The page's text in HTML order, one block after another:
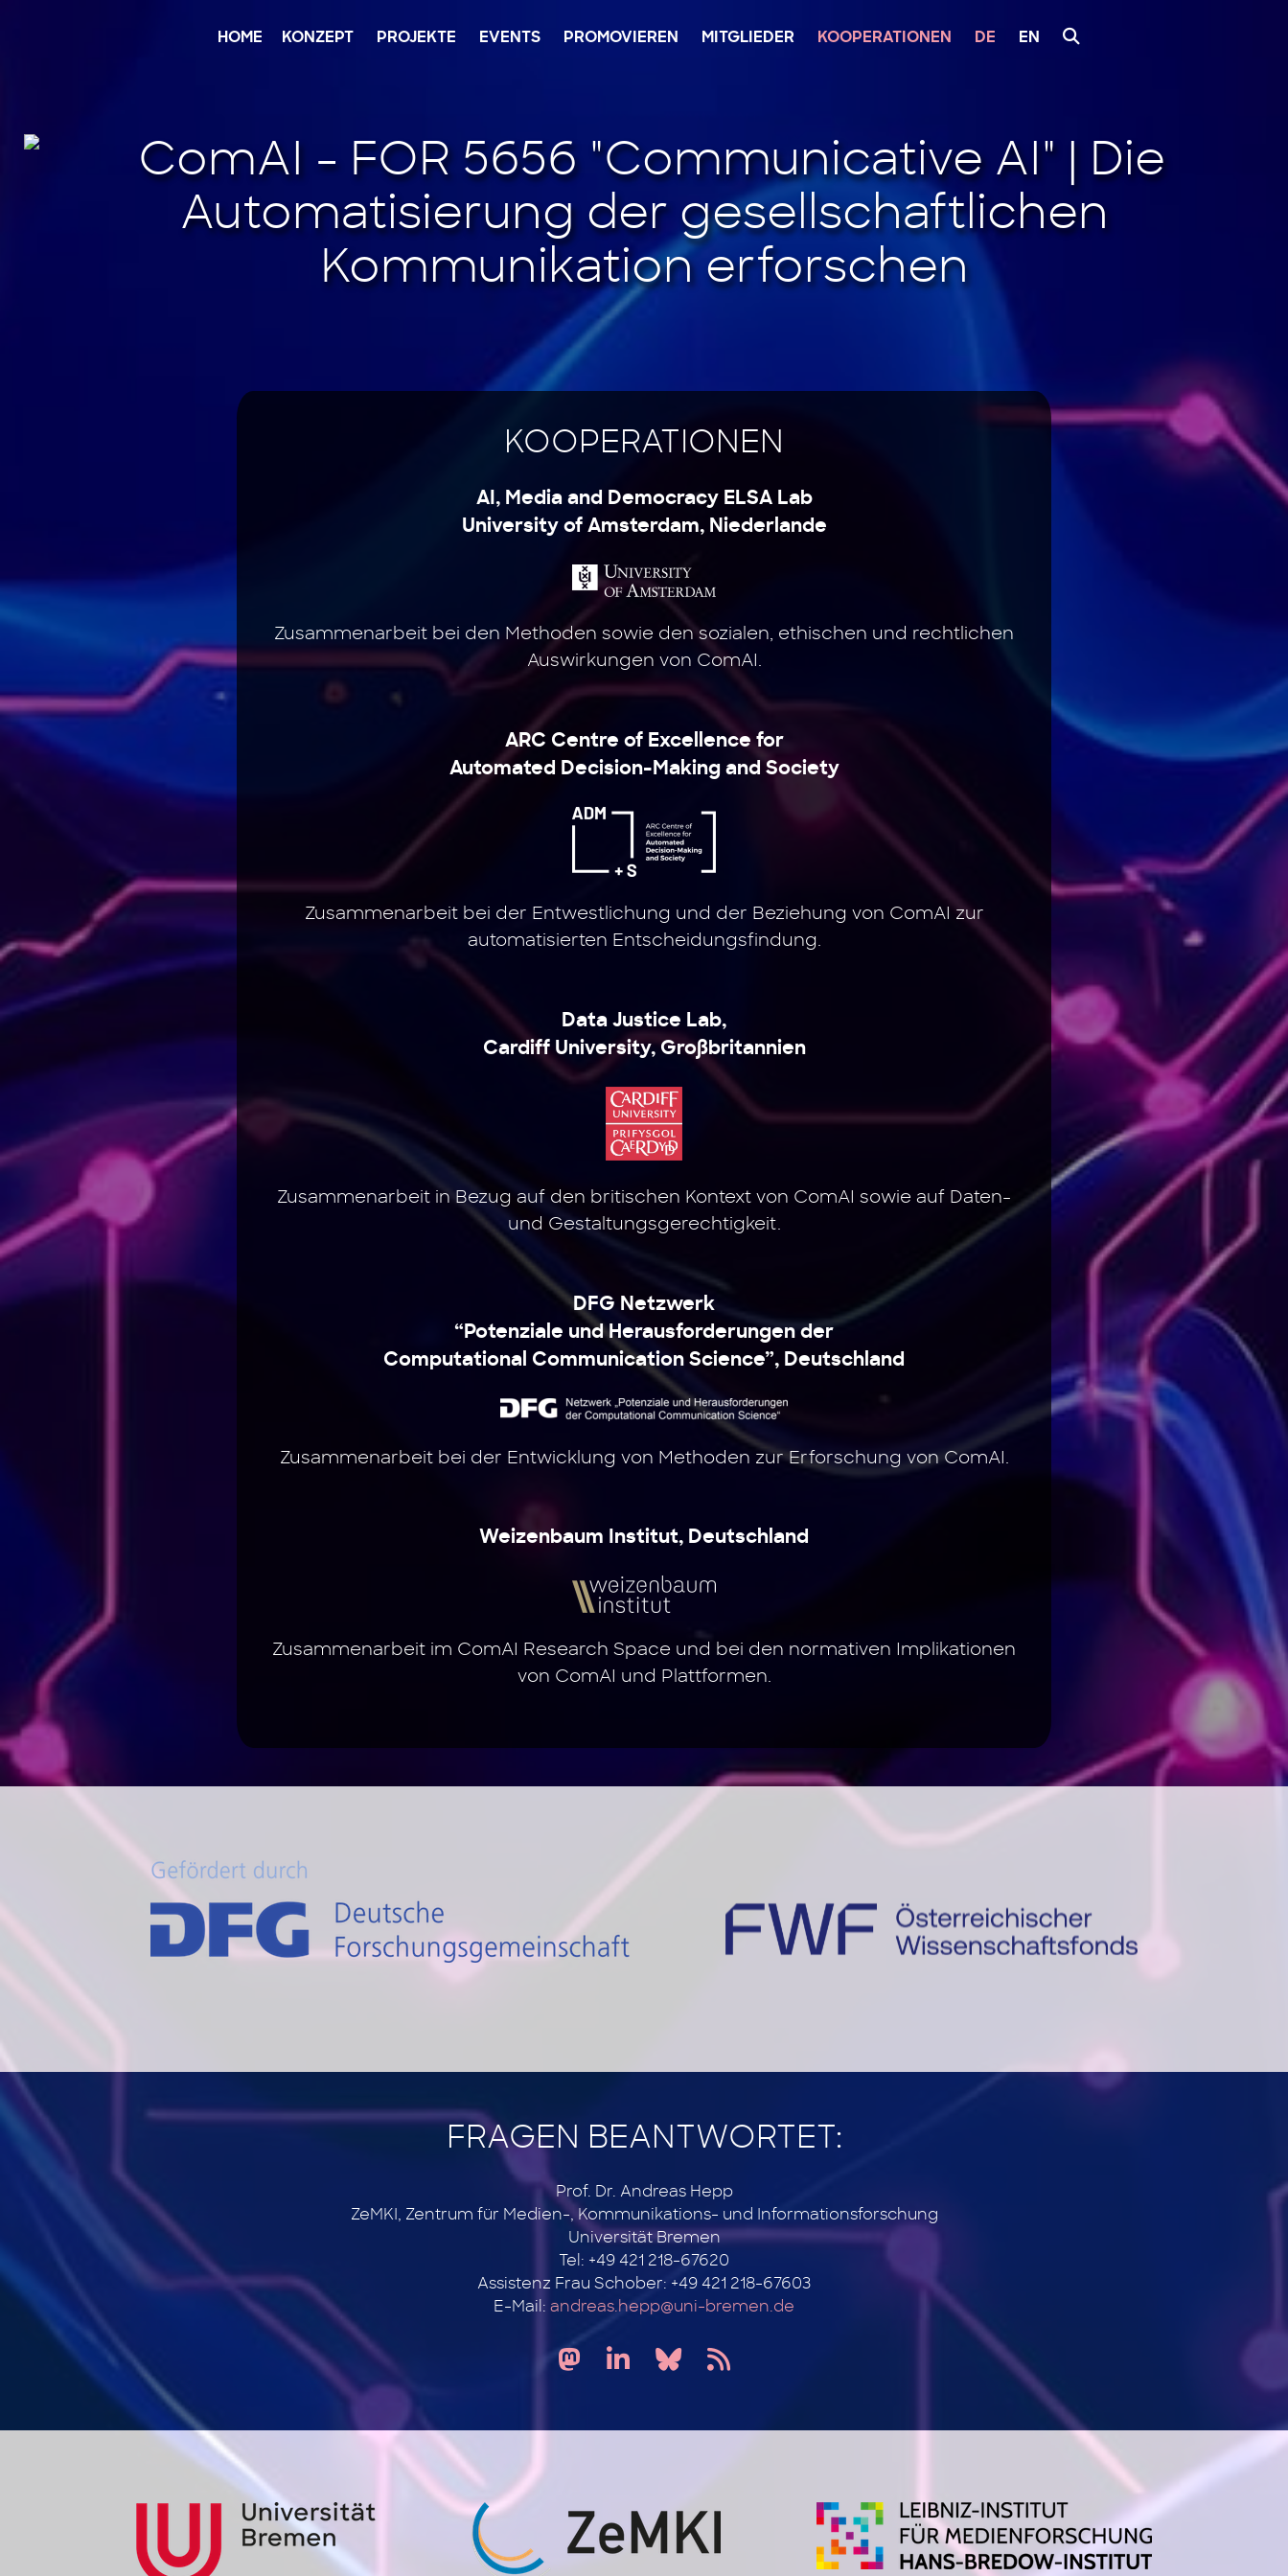
HOME KONZEPT PROJEKTE EVENTS PROMOVIEREN MITGLIEDER KOOPERATIONEN DE EN
KOOPERATIONEN
AI, Media and Democracy ELSA Lab
University of Amsterdam, Niederlande
Zusammenarbeit bei den Methoden sowie den sozialen, ethischen und rechtlichen
Auswirkungen von ComAI.
ARC Centre of Excellence for
Automated Decision-Making and Society
Zusammenarbeit bei der Entwestlichung und der Beziehung von ComAI zur
automatisierten Entscheidungsfindung.
Data Justice Lab,
Cardiff University, Großbritannien
Zusammenarbeit in Bezug auf den britischen Kontext von ComAI sowie auf Daten-
und Gestaltungsgerechtigkeit.
DFG Netzwerk
“Potenziale und Herausforderungen der
Computational Communication Science”, Deutschland
Zusammenarbeit bei der Entwicklung von Methoden zur Erforschung von ComAI.
Weizenbaum Institut, Deutschland
Zusammenarbeit im ComAI Research Space und bei den normativen Implikationen
von ComAI und Plattformen.
FRAGEN BEANTWORTET:
Prof. Dr. Andreas Hepp
ZeMKI, Zentrum für Medien-, Kommunikations- und Informationsforschung
Universität Bremen
Tel: +49 421 218-67620
Assistenz Frau Schober: +49 421 218-67603
E-Mail: andreas.hepp@uni-bremen.de